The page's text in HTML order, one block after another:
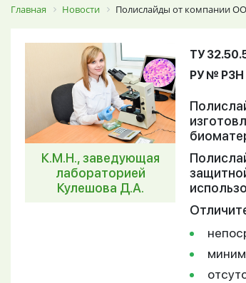
Главная Новости Полислайды от компании
К.М.Н., заведующая
лабораторией
Кулешова Д.А.
ТУ
РУ № РЗН